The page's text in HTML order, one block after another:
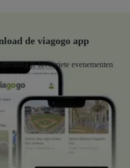
de viagogo app
je favouriete evenementen